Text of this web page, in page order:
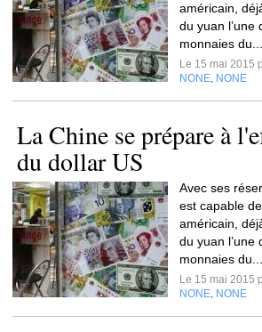
américain,
du yuan l’une
monnaies du...
Le 15 mai 2015
NONE NONE
La Chine se prépare à
du dollar US
Avec ses
est capable
américain,
du yuan l’une
monnaies du...
Le 15 mai 2015
NONE NONE